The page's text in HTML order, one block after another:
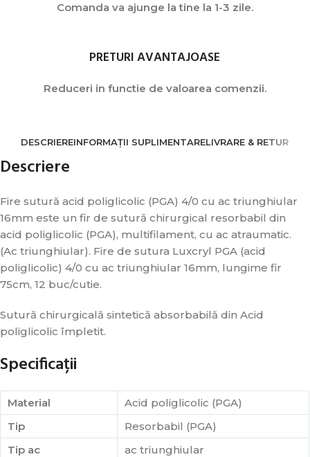
Comanda va ajunge la tine la 1-3 zile.
PRETURI AVANTAJOASE
Reduceri in functie de valoarea comenzii.
DESCRIEREINFORMAȚII SUPLIMENTARELIVRARE & RETUR
Descriere
Fire sutură acid poliglicolic (PGA) 4/0 cu ac triunghiular
16mm este un fir de sutură chirurgical resorbabil din
acid poliglicolic (PGA), multifilament, cu ac atraumatic.
(Ac triunghiular). Fire de sutura Luxcryl PGA (acid
poliglicolic) 4/0 cu ac triunghiular 16mm, lungime fir
75cm, 12 buc/cutie.
Sutură chirurgicală sintetică absorbabilă din Acid
poliglicolic împletit.
Specificații
Material
Acid poliglicolic (PGA)
Tip
Resorbabil (PGA)
Tip ac
ac triunghiular